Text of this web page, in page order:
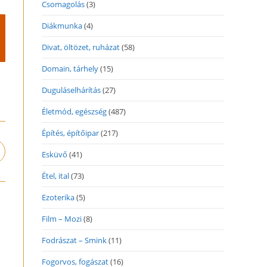
Csomagolás(3)
Diákmunka(4)
Divat, öltözet, ruházat(58)
Domain, tárhely(15)
Duguláselhárítás(27)
Életmód, egészség(487)
Építés, építőipar(217)
Esküvő (41)
Étel, ital(73)
Ezoterika(5)
Film – Mozi(8)
Fodrászat – Smink(11)
Fogorvos, fogászat(16)